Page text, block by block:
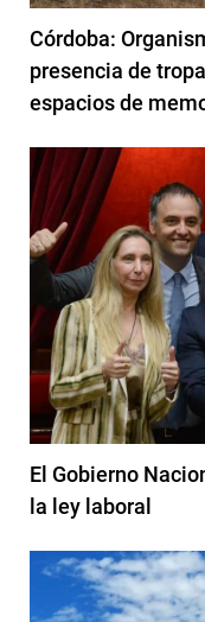
Córdoba:
presencia de
espacios de
El Gobierno
la ley laboral